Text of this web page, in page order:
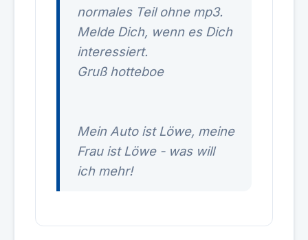
normales Teil ohne mp3.
Melde Dich, wenn es Dich
interessiert.
Gruß hotteboe
Mein Auto ist Löwe, meine
Frau ist Löwe - was will
ich mehr!